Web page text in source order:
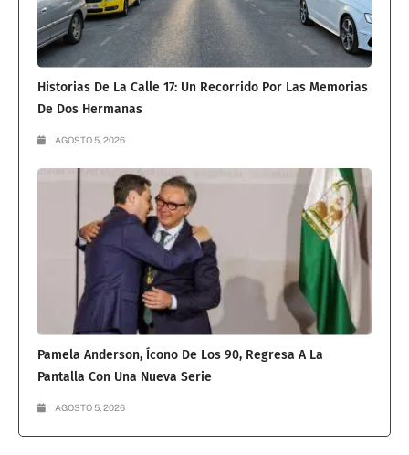
Historias De La Calle 17: Un Recorrido Por Las Memorias
De Dos Hermanas
AGOSTO 5, 2026
Pamela Anderson, Ícono De Los 90, Regresa A La
Pantalla Con Una Nueva Serie
AGOSTO 5, 2026